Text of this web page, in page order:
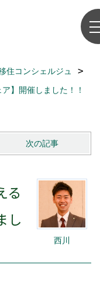
住コンシェルジュ
】開催しました！！
次の記事
西川
る
し